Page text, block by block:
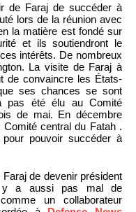
de Faraj de succéder à
lors de la réunion avec
la matière est fondé sur
et ils soutiendront le
intérêts. De nombreux
La visite de Faraj à
de convaincre les États-
ses chances se sont
pas été élu au Comité
de mai. En décembre
Comité central du Fatah .
pouvoir succéder à
de devenir président
y a aussi pas mal de
un collaborateur